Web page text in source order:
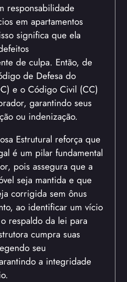
responsabilidade
em apartamentos
significa que ela
de culpa. Então, de
de Defesa do
e o Código Civil (CC)
garantindo seus
ou indenização.
Estrutural reforça que
é um pilar fundamental
pois assegura que a
seja mantida e que
corrigida sem ônus
ao identificar um vício
respaldo da lei para
cumpra suas
seu
a integridade